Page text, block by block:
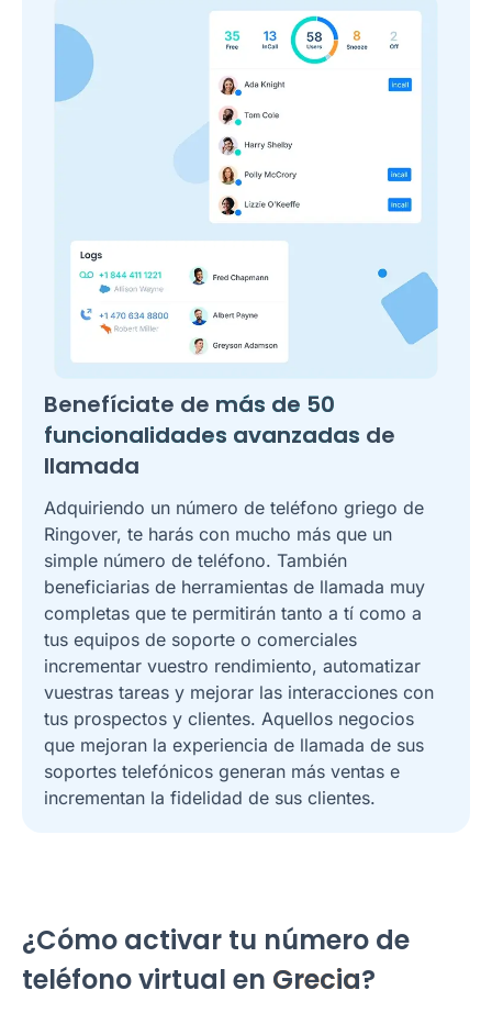
Benefíciate de más de 50
funcionalidades avanzadas de
llamada
Adquiriendo un número de teléfono griego de
Ringover, te harás con mucho más que un
simple número de teléfono. También
beneficiarias de herramientas de llamada muy
completas que te permitirán tanto a tí como a
tus equipos de soporte o comerciales
incrementar vuestro rendimiento, automatizar
vuestras tareas y mejorar las interacciones con
tus prospectos y clientes. Aquellos negocios
que mejoran la experiencia de llamada de sus
soportes telefónicos generan más ventas e
incrementan la fidelidad de sus clientes.
¿Cómo activar tu número de
teléfono virtual en Grecia?